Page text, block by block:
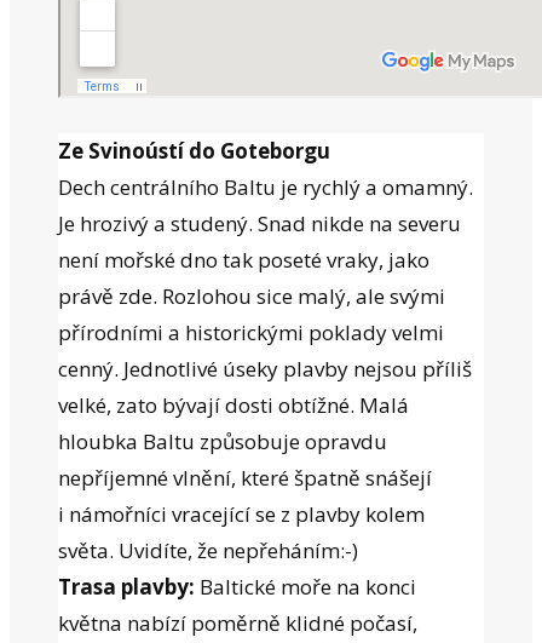
Ze Svinoústí do Goteborgu
Dech centrálního Baltu je rychlý a omamný.
Je hrozivý a studený. Snad nikde na severu
není mořské dno tak poseté vraky, jako
právě zde. Rozlohou sice malý, ale svými
přírodními a historickými poklady velmi
cenný. Jednotlivé úseky plavby nejsou příliš
velké, zato bývají dosti obtížné. Malá
hloubka Baltu způsobuje opravdu
nepříjemné vlnění, které špatně snášejí
i námořníci vracející se z plavby kolem
světa. Uvidíte, že nepřeháním:-)
Trasa plavby: Baltické moře na konci
května nabízí poměrně klidné počasí,